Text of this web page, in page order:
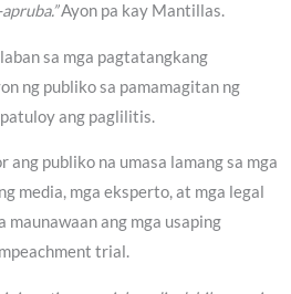
Ayon pa kay Mantillas.
sa mga pagtatangkang
ng publiko sa pamamagitan ng
ang paglilitis.
ang publiko na umasa lamang sa mga
media, mga eksperto, at mga legal
maunawaan ang mga usaping
trial.